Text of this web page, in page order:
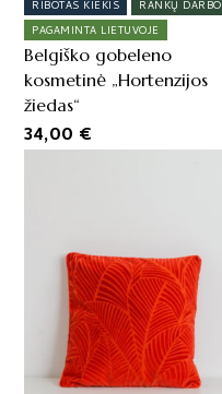
RIBOTAS KIEKIS
RANKŲ DARBO
PAGAMINTA LIETUVOJE
Belgiško gobeleno
kosmetinė „Hortenzijos
žiedas“
34,00 €